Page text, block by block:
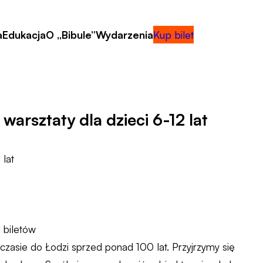
EdukacjaO „Bibule”WydarzeniaKup bilet
dla dzieci 6-12 lat
lat
biletów
do Łodzi sprzed ponad 100 lat. Przyjrzymy się